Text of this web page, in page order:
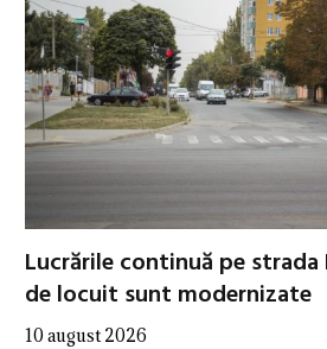
Lucrările continuă pe strada
de locuit sunt modernizate
10 august 2026